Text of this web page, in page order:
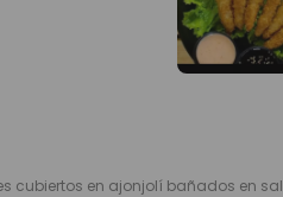
cubiertos en ajonjolí bañados en sal